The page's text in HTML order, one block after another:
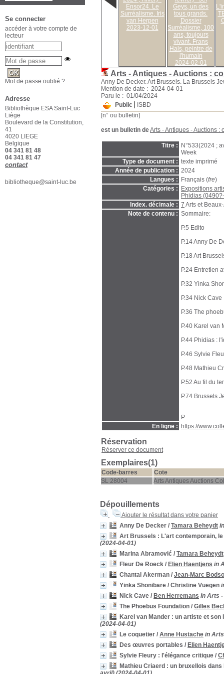
Ensor24. Le
Surréalisme. Iris
van Herpen
2023-12-01
Geys, un des
tous grands.
Dossier
Surréalisme, 100
ans, toujours
vivant. Frans
Hals, peintre de
l'humain
2024-02-01
Arts - Antiques - Auctions :
Anny De Decker. Art Brussels. La Brussels
Mention de date : 2024-04-01
Paru le : 01/04/2024
Public
ISBD
[n° ou bulletin]
est un bulletin deArts - Antiques - Auctions :
Titre :
N°533(2024 ;
Week
Type de document : texte imprimé
Année de publication : 2024
Langues :
Français (fre)
Catégories :
Expositions
Phidias
Index. décimale : 7 Arts et
Note de contenu : Sommaire:
P.5 Edito
P.14 Anny De
P.18 Art
P.24 Entretien
P.32 Yinka
P.34 Nick
P.36 The
P.40 Karel van
P.44 Phidias :
P.46 Sylvie
P.48 Mathieu
P.52 Au fil du
P.74 Brussels
P.
En ligne :
https://
Réservation
Réserver ce document
Exemplaires(1)
Code-barres
Cote
SL 28004
Arts Antiques Auctions
Dépouillements
Ajouter le résultat dans votre panier
Anny De Decker / Tamara Beheydt
Art Brussels : L'art contemporain,
(2024-04-01)
Marina Abramović / Tamara Beheydt
Fleur De Roeck / Elien Haentjens in
Chantal Akerman / Jean-Marc
Yinka Shonibare / Christine Vuegen
Nick Cave / Ben Herremans in Arts -
The Phoebus Foundation / Gilles
Karel van Mander : un artiste et
(2024-04-01)
Le coquetier / Anne Hustache in
Des œuvres portables / Elien
Sylvie Fleury : l'élégance critique /
Mathieu Criaerd : un bruxellois
Se connecter
accéder à votre compte de
lecteur
Mot de passe oublié ?
Adresse
Bibliothèque ESA Saint-Luc
Liège
Boulevard de la Constitution,
41
4020 LIEGE
Belgique
04 341 81 48
04 341 81 47
contact
bibliotheque@saint-luc.be